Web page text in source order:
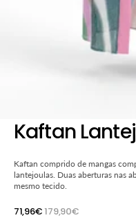
Kaftan
Kaftan comprido de mangas
lantejoulas. Duas aberturas nas
mesmo tecido.
179,90€
Preço
71,96€